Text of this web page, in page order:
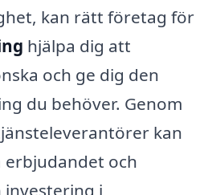
kan rätt företag för
hjälpa dig att
och ge dig den
du behöver. Genom
kan
och
investering i